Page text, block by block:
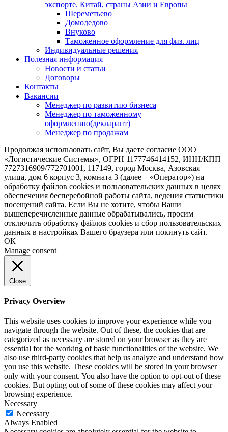
экспорте. Китай, страны Азии и Европы
Шереметьево
Домодедово
Внуково
Таможенное оформление для физ. лиц
Индивидуальные решения
Полезная информация
Новости и статьи
Договоры
Контакты
Вакансии
Менеджер по развитию бизнеса
Менеджер по таможенному
оформлению(декларант)
Менеджер по продажам
Продолжая использовать сайт, Вы даете согласие ООО
«Логистические Системы», ОГРН 1177746414152, ИНН/КПП
7727316909/772701001, 117149, город Москва, Азовская
улица, дом 6 корпус 3, комната 3 (далее – «Оператор») на
обработку файлов cookies и пользовательских данных в целях
обеспечения бесперебойной работы сайта, ведения статистики
посещений сайта. Если Вы не хотите, чтобы Ваши
вышеперечисленные данные обрабатывались, просим
отключить обработку файлов cookies и сбор пользовательских
данных в настройках Вашего браузера или покинуть сайт.
ОК
Manage consent
Close
Privacy Overview
This website uses cookies to improve your experience while you
navigate through the website. Out of these, the cookies that are
categorized as necessary are stored on your browser as they are
essential for the working of basic functionalities of the website. We
also use third-party cookies that help us analyze and understand how
you use this website. These cookies will be stored in your browser
only with your consent. You also have the option to opt-out of these
cookies. But opting out of some of these cookies may affect your
browsing experience.
Necessary
Necessary
Always Enabled